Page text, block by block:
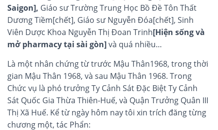
Saigon], Giáo sư Trường Trung Học Bồ Đề Tôn Thất
Dương Tiềm[chết], Giáo sư Nguyễn Đóa[chết], Sinh
Viên Dược Khoa Nguyễn Thị Đoan Trinh[Hiện sống và
mở pharmacy tại sài gòn]và quá nhiều…
Là một nhân chứng từ trước Mậu Thân1968, trong thời
gian Mậu Thân 1968, và sau Mậu Thân 1968. Trong
Chức vụ là phó trưởng Ty Cảnh Sát Đặc Biệt Ty Cảnh
Sát Quốc Gia Thừa Thiên-Huế, và Quận Trưởng Quân III
Thị Xã Huế. Kể từ ngày hôm nay tôi xin trích đăng từng
chương một, tác Phẩn: